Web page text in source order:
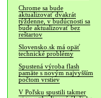
Chrome sa bude
aktualizovať dvakrát
týždenne, v budúcnosti sa
bude aktualizovať bez
reštartov
Slovensko.sk má opäť
technické problémy
Spustená výroba flash
pamäte s novým najvyšším
počtom vrstiev
V Poľsku spustili takmer